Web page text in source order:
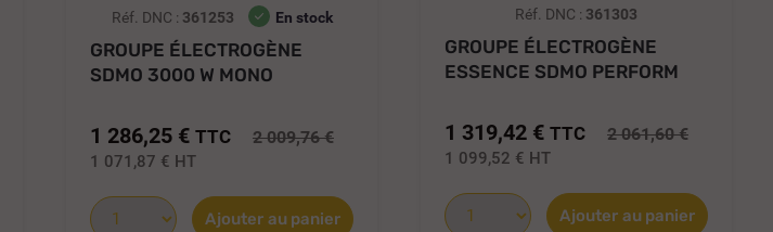
Réf. DNC : 361253 En stock
GROUPE ÉLECTROGÈNE
SDMO 3000 W MONO
1 286,25 € TTC 2 009,76 €
1 071,87 € HT
Ajouter au panier
Réf. DNC : 361303
GROUPE ÉLECTROGÈNE
ESSENCE SDMO PERFORM
1 319,42 € TTC 2 061,60 €
1 099,52 € HT
Ajouter au panier